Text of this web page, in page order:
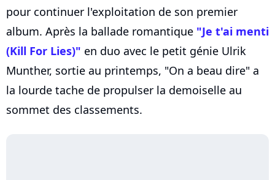
pour continuer l'exploitation de son premier
album. Après la ballade romantique "Je t'ai menti
(Kill For Lies)" en duo avec le petit génie Ulrik
Munther, sortie au printemps, "On a beau dire" a
la lourde tache de propulser la demoiselle au
sommet des classements.